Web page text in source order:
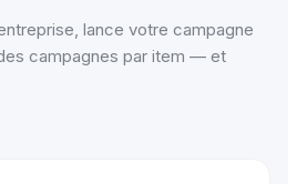
lance votre campagne
campagnes par item — et